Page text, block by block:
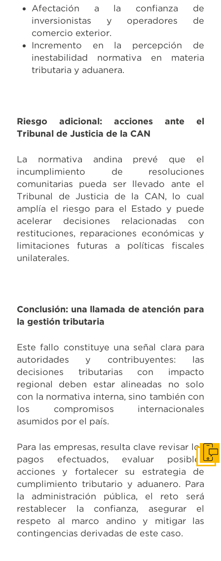
Afectación a la confianza de
inversionistas y operadores de
comercio exterior.
Incremento en la percepción de
inestabilidad normativa en materia
tributaria y aduanera.
Riesgo adicional: acciones ante el
Tribunal de Justicia de la CAN
La normativa andina prevé que el
incumplimiento de resoluciones
comunitarias pueda ser llevado ante el
Tribunal de Justicia de la CAN, lo cual
amplía el riesgo para el Estado y puede
acelerar decisiones relacionadas con
restituciones, reparaciones económicas y
limitaciones futuras a políticas fiscales
unilaterales.
Conclusión: una llamada de atención para
la gestión tributaria
Este fallo constituye una señal clara para
autoridades y contribuyentes: las
decisiones tributarias con impacto
regional deben estar alineadas no solo
con la normativa interna, sino también con
los compromisos internacionales
asumidos por el país.
Para las empresas, resulta clave revisar los
pagos efectuados, evaluar posibles
acciones y fortalecer su estrategia de
cumplimiento tributario y aduanero. Para
la administración pública, el reto será
restablecer la confianza, asegurar el
respeto al marco andino y mitigar las
contingencias derivadas de este caso.